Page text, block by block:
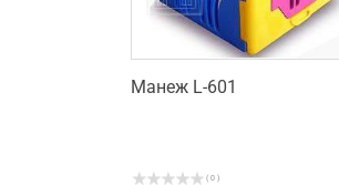
Манеж L-601
( 0 )